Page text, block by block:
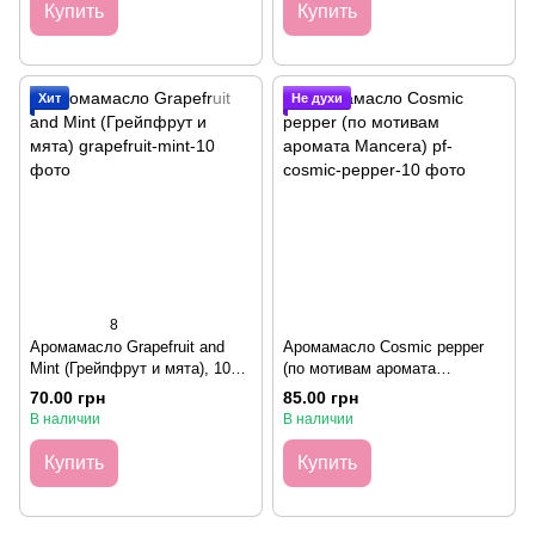
Купить Купить
Хит
8
Аромамасло Grapefruit and
Mint (Грейпфрут и мята), 10
грамм
70.00 грн
В наличии
Купить
Не духи
Аромамасло Cosmic pepper
(по мотивам аромата
Mancera), 10 грамм
85.00 грн
В наличии
Купить